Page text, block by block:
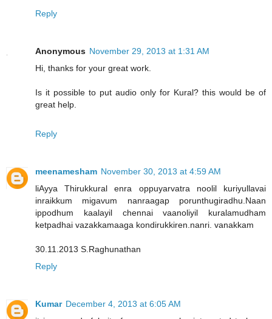
Reply
Anonymous November 29, 2013 at 1:31 AM
Hi, thanks for your great work.
Is it possible to put audio only for Kural? this would be of
great help.
Reply
meenamesham November 30, 2013 at 4:59 AM
liAyya Thirukkural enra oppuyarvatra noolil kuriyullavai
inraikkum migavum nanraagap porunthugiradhu.Naan
ippodhum kaalayil chennai vaanoliyil kuralamudham
ketpadhai vazakkamaaga kondirukkiren.nanri. vanakkam
30.11.2013 S.Raghunathan
Reply
Kumar December 4, 2013 at 6:05 AM